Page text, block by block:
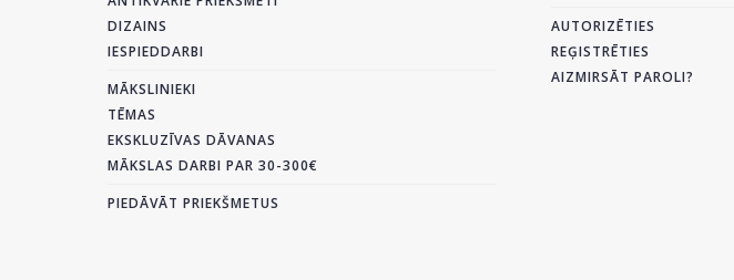
DIZAINS
IESPIEDDARBI
MĀKSLINIEKI
TĒMAS
EKSKLUZĪVAS DĀVANAS
MĀKSLAS DARBI PAR 30-300€
PIEDĀVĀT PRIEKŠMETUS
AUTORIZĒTIES
REĢISTRĒTIES
AIZMIRSĀT PAROLI?